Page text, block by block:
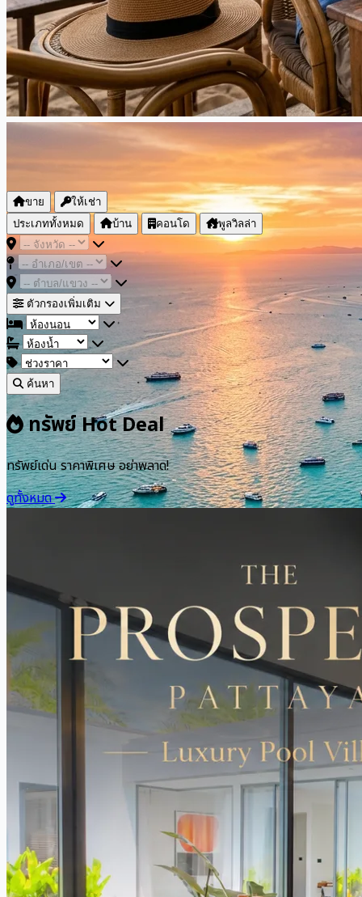
ขาย
ให้เช่า
ประเภททั้งหมด
บ้าน คอนโด พูลวิลล่า
ตัวกรองเพิ่มเติม
ค้นหา
ทรัพย์ Hot Deal
ทรัพย์เด่น ราคาพิเศษ อย่าพลาด!
ดูทั้งหมด